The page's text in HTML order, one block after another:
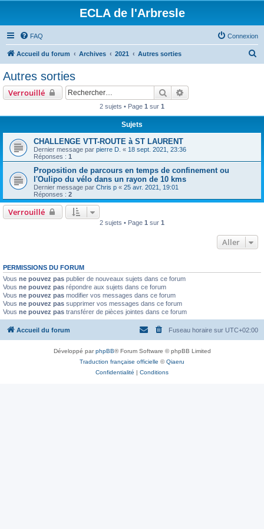
ECLA de l'Arbresle
FAQ Connexion
Accueil du forum Archives 2021 Autres sorties
Autres sorties
Verrouillé Rechercher
2 sujets • Page 1 sur 1
Sujets
CHALLENGE VTT-ROUTE à ST LAURENT
Dernier message par pierre D. « 18 sept. 2021, 23:36
Réponses : 1
Proposition de parcours en temps de confinement ou
l'Oulipo du vélo dans un rayon de 10 kms
Dernier message par Chris p « 25 avr. 2021, 19:01
Réponses : 2
Verrouillé
2 sujets • Page 1 sur 1
Aller
PERMISSIONS DU FORUM
Vous ne pouvez pas publier de nouveaux sujets dans ce forum
Vous ne pouvez pas répondre aux sujets dans ce forum
Vous ne pouvez pas modifier vos messages dans ce forum
Vous ne pouvez pas supprimer vos messages dans ce forum
Vous ne pouvez pas transférer de pièces jointes dans ce forum
Accueil du forum Fuseau horaire sur UTC+02:00
Développé parphpBB® Forum Software © phpBB Limited
Traduction française officielle ©Qiaeru
Confidentialité | Conditions